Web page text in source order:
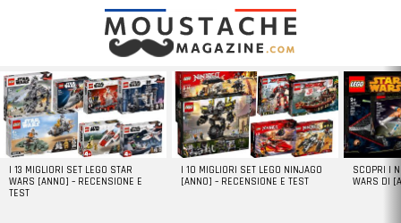
LATEST
STORIES
I 13 MIGLIORI SET LEGO STAR
WARS [ANNO] – RECENSIONE E
TEST
I 10 MIGLIORI SET LEGO NINJAGO
[ANNO] – RECENSIONE E TEST
SCOPRI I
WARS DI